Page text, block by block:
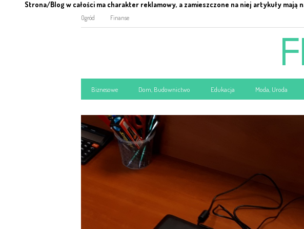
Strona/Blog w całości ma charakter reklamowy, a zamieszczone na niej artykuły
Ogród Finanse
Biznesowe Dom, Budownictwo Edukacja Moda, Uroda